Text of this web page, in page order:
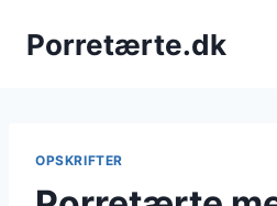
Porretærte.dk
OPSKRIFTER